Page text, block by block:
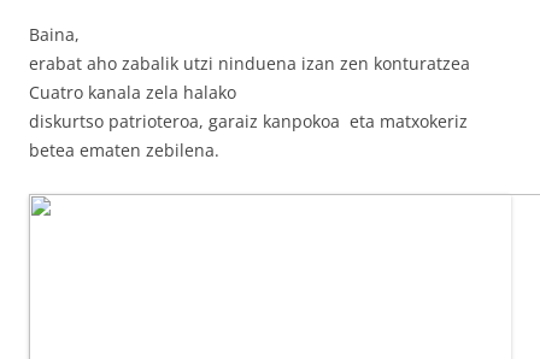
Baina,
erabat aho zabalik utzi ninduena izan zen konturatzea
Cuatro kanala zela halako
diskurtso patrioteroa, garaiz kanpokoa eta matxokeriz
betea ematen zebilena.